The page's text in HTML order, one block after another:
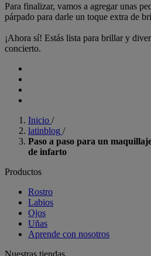
Para finalizar, vamos a agregar unas
párpado para darle un toque extra de
¡Ahora sí! Estás lista para brillar y
concierto.
Inicio /
latinblog /
Paso a paso para un
de infarto
Productos
Rostro
Labios
Ojos
Uñas
Aprende con nosotros
Nuestras tiendas